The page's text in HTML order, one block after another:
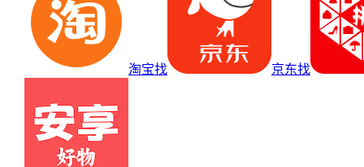
淘宝找 京东找